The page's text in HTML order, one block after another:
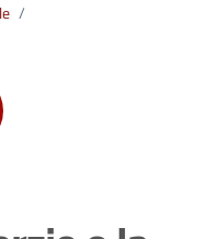
/